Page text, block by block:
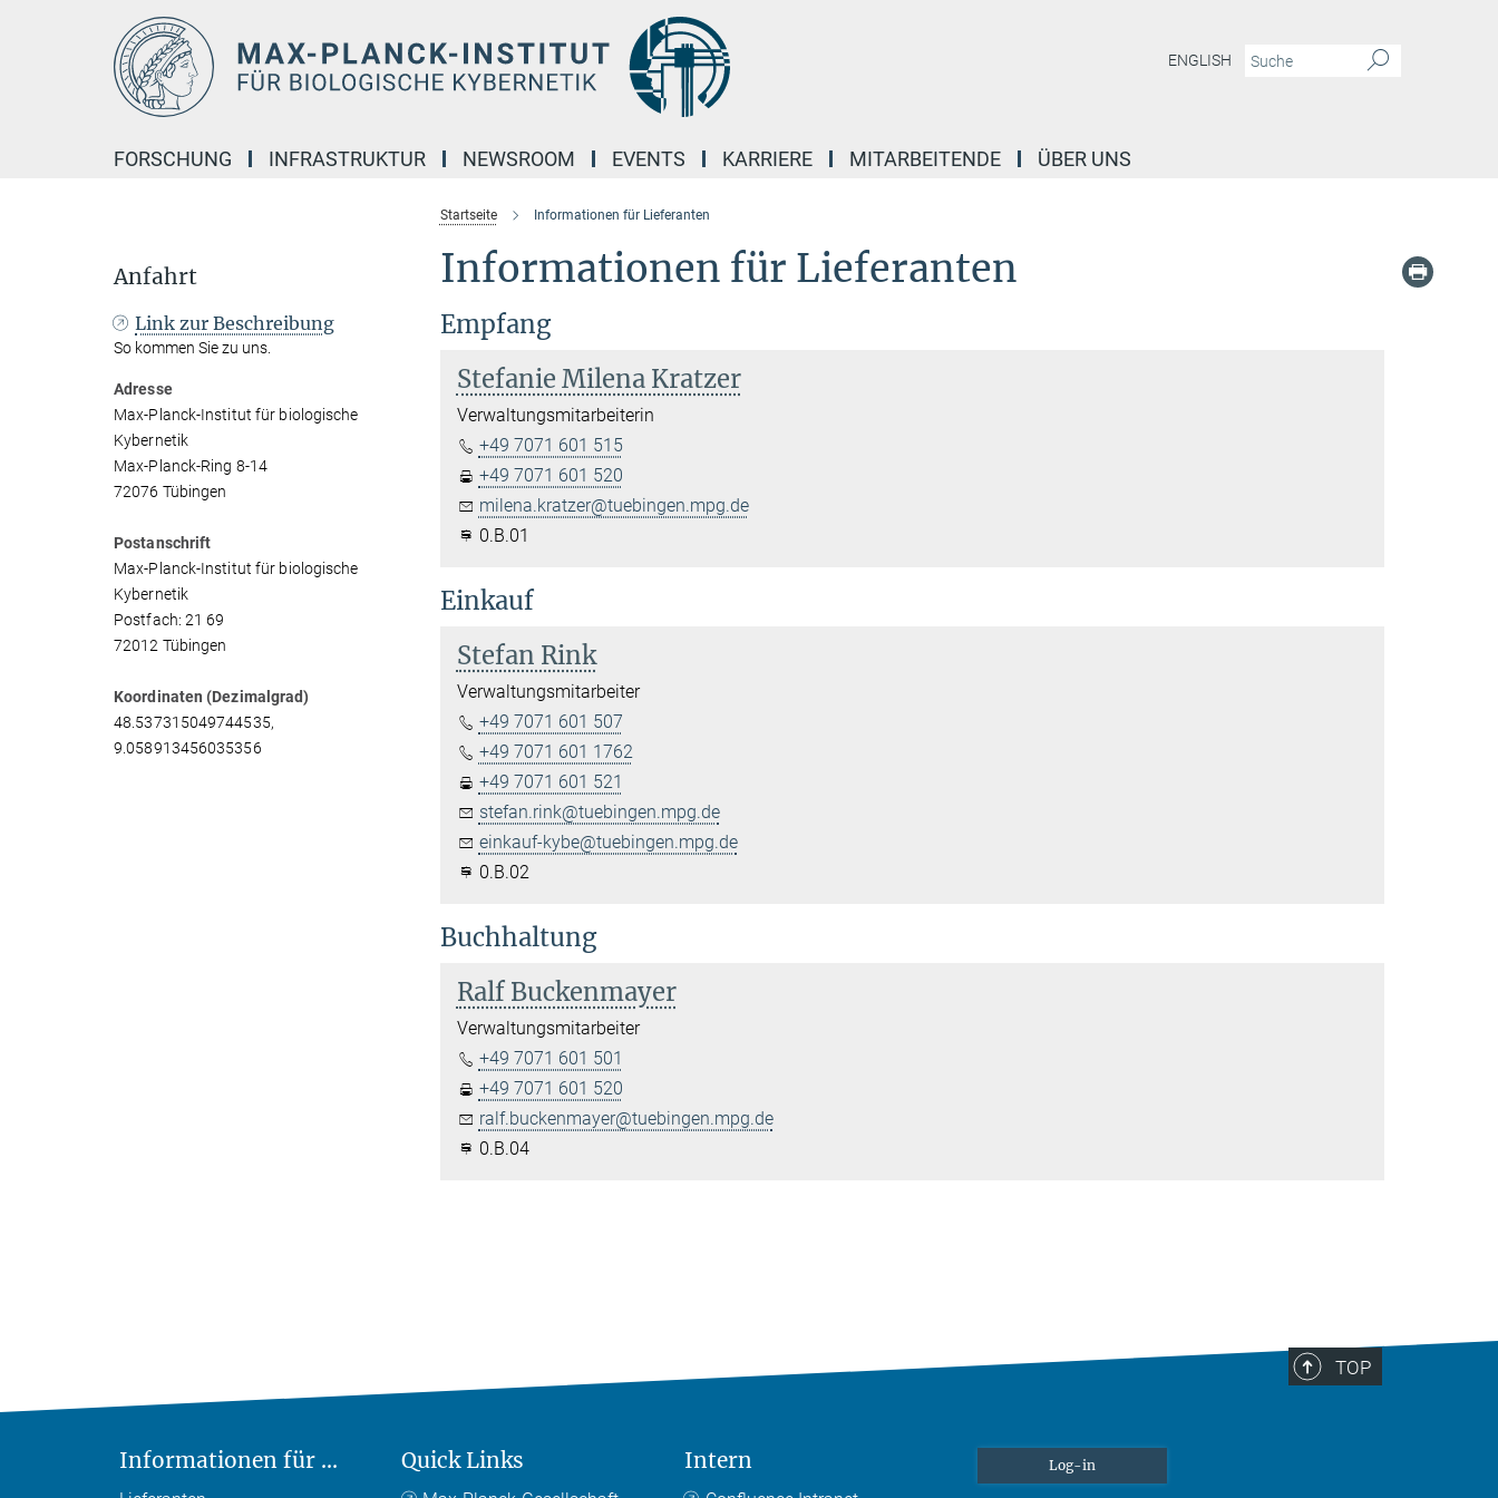
ENGLISH
FORSCHUNG INFRASTRUKTUR NEWSROOM EVENTS KARRIERE MITARBEITENDE ÜBER UNS
Startseite Informationen für Lieferanten
Informationen für Lieferanten
Empfang
Stefanie Milena Kratzer
Verwaltungsmitarbeiterin
+49 7071 601 515
+49 7071 601 520
milena.kratzer@tuebingen.mpg.de
0.B.01
Einkauf
Stefan Rink
Verwaltungsmitarbeiter
+49 7071 601 507
+49 7071 601 1762
+49 7071 601 521
stefan.rink@tuebingen.mpg.de
einkauf-kybe@tuebingen.mpg.de
0.B.02
Buchhaltung
Ralf Buckenmayer
Verwaltungsmitarbeiter
+49 7071 601 501
+49 7071 601 520
ralf.buckenmayer@tuebingen.mpg.de
0.B.04
Anfahrt
Link zur Beschreibung
So kommen Sie zu uns.
Adresse
Max-Planck-Institut für biologische
Kybernetik
Max-Planck-Ring 8-14
72076 Tübingen
Postanschrift
Max-Planck-Institut für biologische
Kybernetik
Postfach: 21 69
72012 Tübingen
Koordinaten (Dezimalgrad)
48.537315049744535,
9.058913456035356
TOP
Informationen für ... Quick Links Intern Log-in